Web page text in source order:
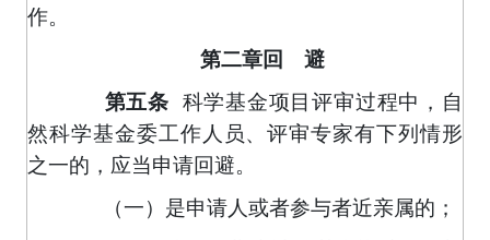
作。
第二章回 避
第五条 科学基金项目评审过程中，自
然科学基金委工作人员、评审专家有下列情形
之一的，应当申请回避。
（一）是申请人或者参与者近亲属的；